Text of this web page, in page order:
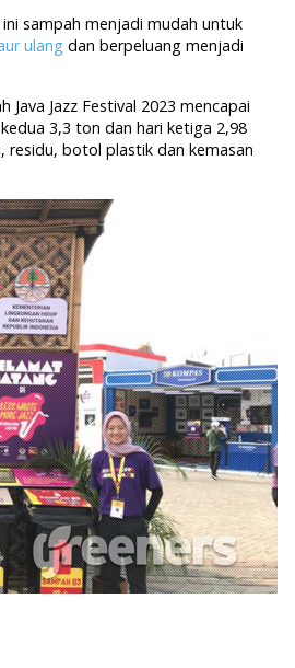
sampah menjadi mudah untuk
ulang dan berpeluang menjadi
Jazz Festival 2023 mencapai
3,3 ton dan hari ketiga 2,98
residu, botol plastik dan kemasan